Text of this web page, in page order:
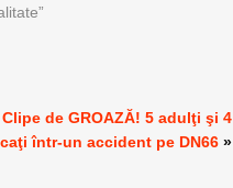
Clipe de GROAZĂ! 5 adulţi şi 4
într-un accident pe DN66 »